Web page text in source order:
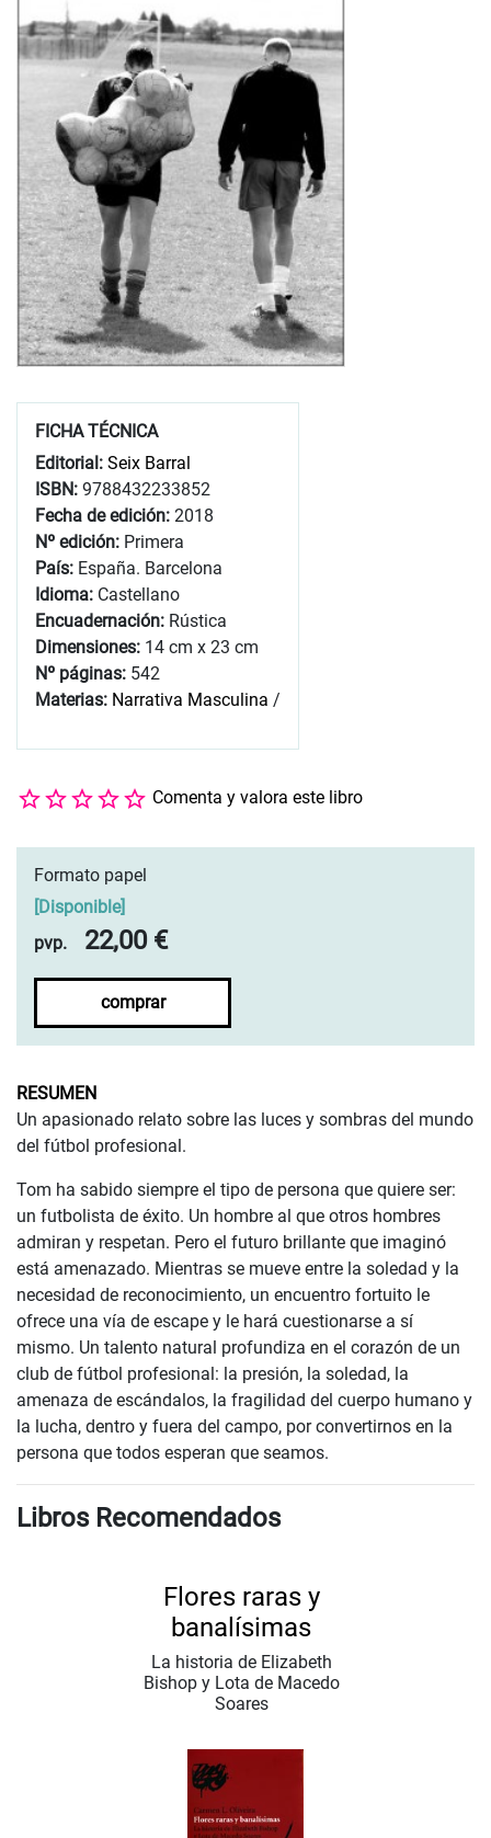
FICHA TÉCNICA
Editorial: Seix Barral
ISBN: 9788432233852
Fecha de edición: 2018
Nº edición: Primera
País: España. Barcelona
Idioma: Castellano
Encuadernación: Rústica
Dimensiones: 14 cm x 23 cm
Nº páginas: 542
Materias: Narrativa Masculina /
Comenta y valora este libro
Formato papel
[Disponible]
pvp.
22,00 €
comprar
RESUMEN
Un apasionado relato sobre las luces y sombras del mundo
del fútbol profesional.
Tom ha sabido siempre el tipo de persona que quiere ser:
un futbolista de éxito. Un hombre al que otros hombres
admiran y respetan. Pero el futuro brillante que imaginó
está amenazado. Mientras se mueve entre la soledad y la
necesidad de reconocimiento, un encuentro fortuito le
ofrece una vía de escape y le hará cuestionarse a sí
mismo. Un talento natural profundiza en el corazón de un
club de fútbol profesional: la presión, la soledad, la
amenaza de escándalos, la fragilidad del cuerpo humano y
la lucha, dentro y fuera del campo, por convertirnos en la
persona que todos esperan que seamos.
Libros Recomendados
Flores raras y
banalísimas
La historia de Elizabeth
Bishop y Lota de Macedo
Soares